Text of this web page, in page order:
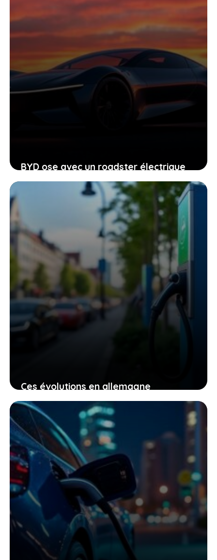
BYD ose avec un roadster électrique
que Tesla évite, une révolution qui
pourrait vous surprendre
Ces évolutions en allemagne
annoncent un futur où 2 ventes sur 3
seront électriques
2 mai 2026